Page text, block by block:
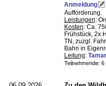
Anmeldung
Aufforderung.
Leistungen:
Kosten: Ca.
Frühstück, 2x
TN, zuzgl.
Bahn in
Leitung:
Teilnehmende: